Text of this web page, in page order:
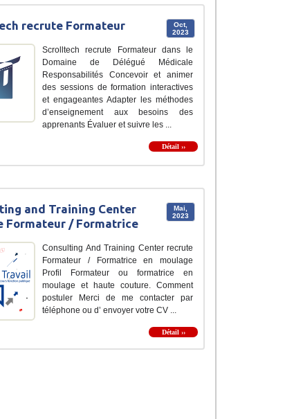
Oct,
2023
recrute Formateur
Scrolltech recrute Formateur dans le
Domaine de Délégué Médicale
Responsabilités Concevoir et animer
des sessions de formation interactives
et engageantes Adapter les méthodes
d’enseignement aux besoins des
apprenants Évaluer et suivre les ...
Détail ››
Mai,
2023
and Training Center
Formateur / Formatrice
Consulting And Training Center recrute
Formateur / Formatrice en moulage
Profil Formateur ou formatrice en
moulage et haute couture. Comment
postuler Merci de me contacter par
téléphone ou d’ envoyer votre CV ...
Détail ››